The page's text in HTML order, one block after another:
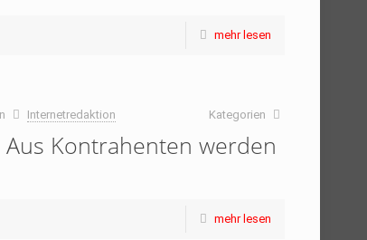
mehr lesen
Internetredaktion Kategorien
Aus Kontrahenten werden
mehr lesen